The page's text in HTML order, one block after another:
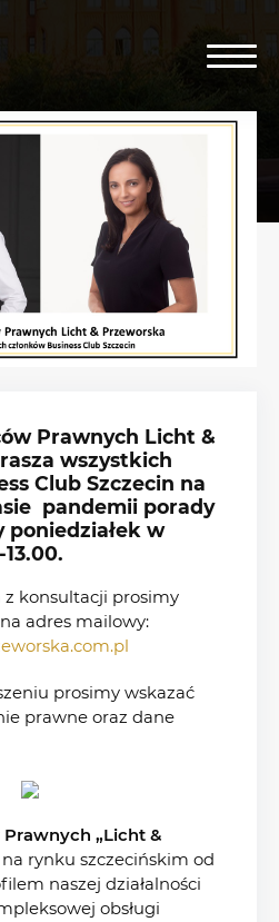
Prawnych Licht &
wszystkich
Club Szczecin na
pandemii porady
w
z konsultacji prosimy
na adres mailowy:
prosimy wskazać
prawne oraz dane
„Licht &
na rynku szczecińskim od
naszej działalności
obsługi